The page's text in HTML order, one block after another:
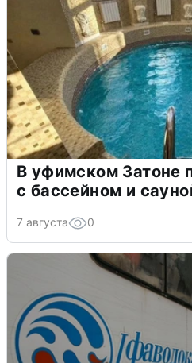
В уфимском Затоне
с бассейном и
7 августа 0